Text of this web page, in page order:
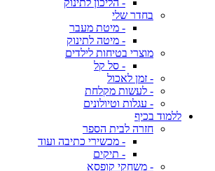
- הליכון לתינוק
בחדר שלי
- מיטת מעבר
- מיטה לתינוק
מוצרי בטיחות לילדים
- סל קל
- זמן לאכול
- לעשות מקלחת
- עגלות וטיולונים
ללמוד בכיף
חזרה לבית הספר
- מכשירי כתיבה ועוד
- תיקים
- משחקי קופסא